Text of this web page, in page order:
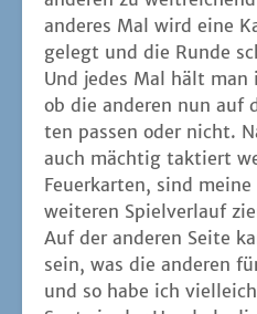
Spatz in der Hand als
TAILS ON FIRE macht
gro­ßen Grup­pen am
Kar­ten pro Run­de im
irr­wit­zi­ge Situa­tio­nen
Durch eine klei­ne
und 3‑Per­so­nen-Spiel
ten­deck auf­ge­lo­ckert
nicht (vor allem dann,
fluss erhofft wird).